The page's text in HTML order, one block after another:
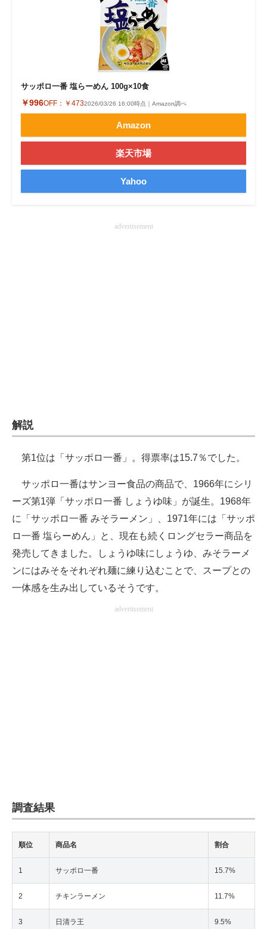
エネルギーの専門メディア
建設×テクノロジーの最前線
ちょっと気になるネットの話題
サッポロ一番 塩らーめん 100g×10食
￥996OFF： ￥4732026/03/26 16:00時点｜Amazon調べ
Amazon
楽天市場
Yahoo
advertisement
解説
第1位は「サッポロ一番」。得票率は15.7％でした。
サッポロ一番はサンヨー食品の商品で、1966年にシリ
ーズ第1弾「サッポロ一番 しょうゆ味」が誕生。1968年
に「サッポロ一番 みそラーメン」、1971年には「サッポ
ロ一番 塩らーめん」と、現在も続くロングセラー商品を
発売してきました。しょうゆ味にしょうゆ、みそラーメ
ンにはみそをそれぞれ麺に練り込むことで、スープとの
一体感を生み出しているそうです。
advertisement
調査結果
順位 商品名 割合
1 サッポロ一番 15.7%
2 チキンラーメン 11.7%
3 日清ラ王 9.5%